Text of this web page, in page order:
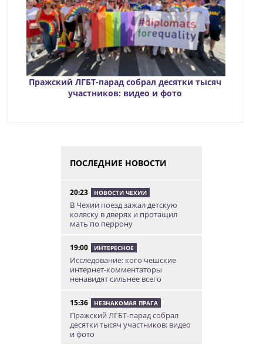
Пражский ЛГБТ-парад собрал десятки тысяч
участников: видео и фото
ПОСЛЕДНИЕ НОВОСТИ
20:23 НОВОСТИ ЧЕХИИ
В Чехии поезд зажал детскую
коляску в дверях и протащил
мать по перрону
19:00 ИНТЕРЕСНОЕ
Исследование: кого чешские
интернет-комментаторы
ненавидят сильнее всего
15:36 НЕЗНАКОМАЯ ПРАГА
Пражский ЛГБТ-парад собрал
десятки тысяч участников: видео
и фото